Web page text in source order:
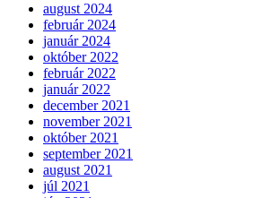
august 2024
február 2024
január 2024
október 2022
február 2022
január 2022
december 2021
november 2021
október 2021
september 2021
august 2021
júl 2021